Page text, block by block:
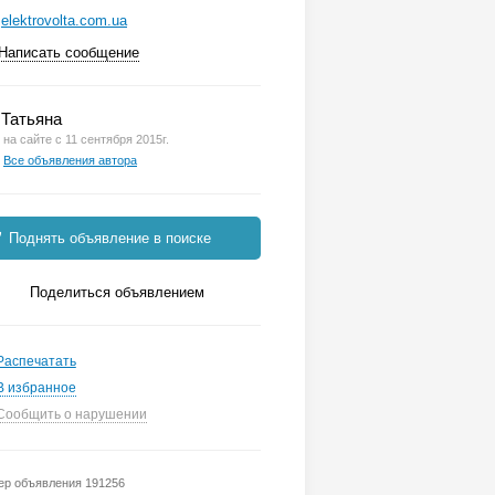
elektrovolta.com.ua
сообщение
на сайте с 11 сентября 2015г.
Все объявления автора
Поднять объявление в поиске
Поделиться объявлением
избранное
о нарушении
объявления 191256